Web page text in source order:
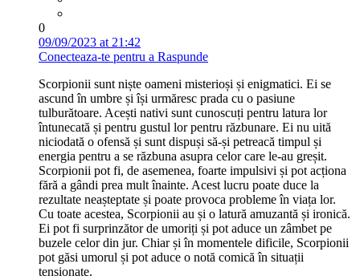
0
09/09/2023 at 21:42
Conecteaza-te pentru a Raspunde
Scorpionii sunt niște oameni misterioși și enigmatici. Ei se
ascund în umbre și își urmăresc prada cu o pasiune
tulburătoare. Acești nativi sunt cunoscuți pentru latura lor
întunecată și pentru gustul lor pentru răzbunare. Ei nu uită
niciodată o ofensă și sunt dispuși să-și petreacă timpul și
energia pentru a se răzbuna asupra celor care le-au greșit.
Scorpionii pot fi, de asemenea, foarte impulsivi și pot acționa
fără a gândi prea mult înainte. Acest lucru poate duce la
rezultate neașteptate și poate provoca probleme în viața lor.
Cu toate acestea, Scorpionii au și o latură amuzantă și ironică.
Ei pot fi surprinzător de umoriți și pot aduce un zâmbet pe
buzele celor din jur. Chiar și în momentele dificile, Scorpionii
pot găsi umorul și pot aduce o notă comică în situații
tensionate.